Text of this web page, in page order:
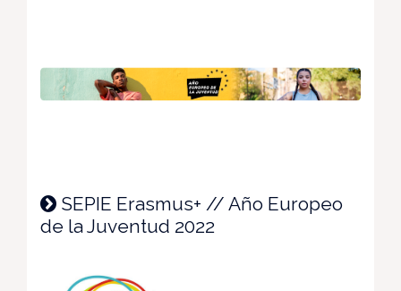
SEPIE Erasmus+ // Año Europeo
de la Juventud 2022